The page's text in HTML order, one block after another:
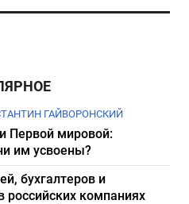
ГАЙВОРОНСКИЙ
Первой мировой:
им усвоены?
бухгалтеров и
российских компаниях